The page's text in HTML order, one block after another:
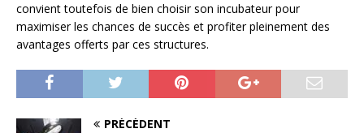
convient toutefois de bien choisir son incubateur pour
maximiser les chances de succès et profiter pleinement des
avantages offerts par ces structures.
PRÉCÉDENT